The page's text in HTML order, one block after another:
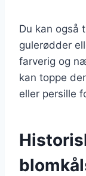
Du kan også
gulerødder
farverig og
kan toppe
eller persille